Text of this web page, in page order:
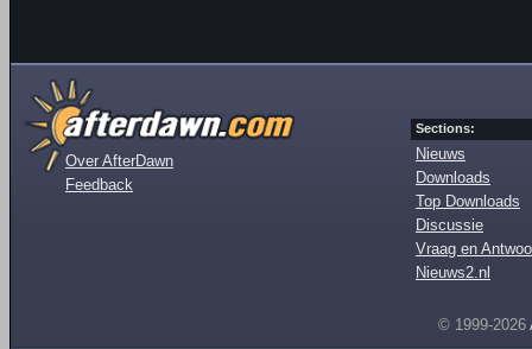
Over AfterDawn
Feedback
Sections:
Nieuws
Downloads
Top Downloads
Discussie
Vraag en
Nieuws2.nl
© 1999-2026